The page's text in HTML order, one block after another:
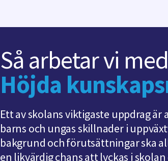
Så arbetar vi
Höjda
Ett av skolans viktigaste uppdrag
barns och ungas skillnader i
bakgrund och förutsättningar ska
en likvärdig chans att lyckas i